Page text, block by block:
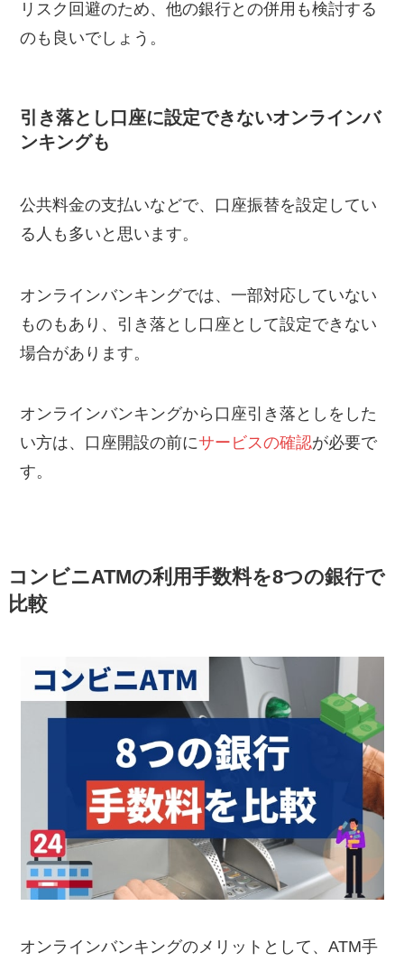
リスク回避のため、他の銀行との併用も検討する
のも良いでしょう。
引き落とし口座に設定できないオンラインバ
ンキングも
公共料金の支払いなどで、口座振替を設定してい
る人も多いと思います。
オンラインバンキングでは、一部対応していない
ものもあり、引き落とし口座として設定できない
場合があります。
オンラインバンキングから口座引き落としをした
い方は、口座開設の前にサービスの確認が必要で
す。
コンビニATMの利用手数料を8つの銀行で
比較
オンラインバンキングのメリットとして、ATM手